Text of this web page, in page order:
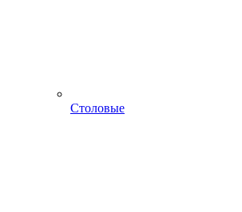
Столовые